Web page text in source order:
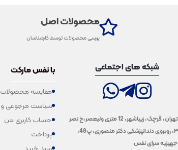
محصولات اصل
بررسی محصولات توسط کارشناسان
شبکه های اجتماعی
تهران، قرچک، زیباشهر، 12 متری ولیعصر،خ نصر
۳، روبروی دندانپزشکی دکتر منصوری، پ48،
جهیزیه سرای نفس
با نفس مارکت
مقایسه محصولات
سیاست مرجوعی
حساب کاربری من
پرداخت